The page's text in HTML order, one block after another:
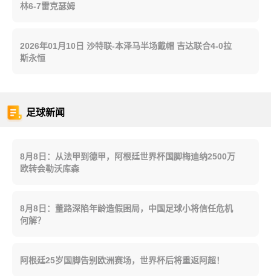
林6-7雷克瑟姆
2026年01月10日 沙特联-本泽马半场戴帽 吉达联合4-0拉
斯永恒
足球新闻
8月8日：从法甲到德甲，阿根廷世界杯国脚梅迪纳2500万
欧转会勒沃库森
8月8日：董路深陷年龄造假困局，中国足球小将信任危机
何解？
阿根廷25岁国脚告别欧洲赛场，世界杯后将重返阿超！